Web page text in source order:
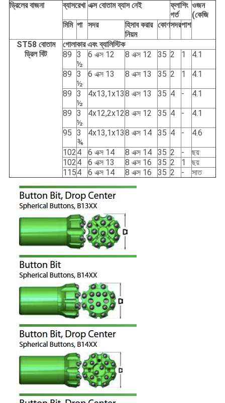
ড্রিলের বাজনা ব্যাসরেখা এক্স বোতাম ব্যাস নেই
ফ্লাশিং
গর্ত
ওজন
(কেজি
মিমি পা সদর
হিসাব করার
নিয়ম
কোণসদরপাশ
ST58 বোতাম
ড্রিল বিট
গোলাকার এবং ব্যালিস্টিক
89 3
½
6 এক্স 12 8 এক্স 12 35 2 1 4.1
89 3
½
6 এক্স 13 8 এক্স 13 35 2 1 4.1
89 3
½
4x13,1x138 এক্স 13 35 4 - 4.1
89 3
½
4x12,2x128 এক্স 12 35 4 - 4.1
95 3
¾
4x13,1x138 এক্স 14 35 4 - 4.6
1024 6 এক্স 14 8 এক্স 14 35 2 -
ছয়
1024 6 এক্স 13 8 এক্স 16 35 2 1
ছয়
1154 6 এক্স 14 8 এক্স 16 35 2 - সাত